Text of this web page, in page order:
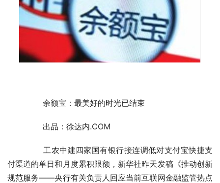
	　　余额宝：最美好的时光已结束
	　　出品：徐达内.COM
付渠道的单日和月度累积限额，新华社昨天发稿《推动创新
规范服务——央行有关负责人回应当前互联网金融监管热点